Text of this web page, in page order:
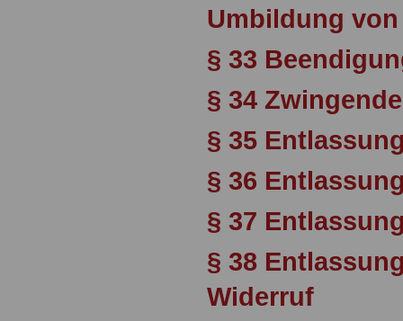
Umbildung
§ 33
§ 34
§ 35
§ 36
§ 37
§ 38
Widerruf